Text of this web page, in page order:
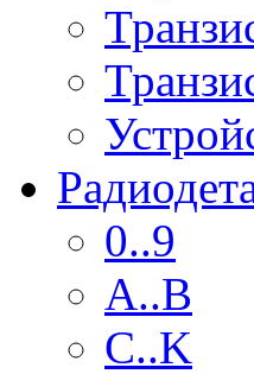
0..9
A..B
C..K